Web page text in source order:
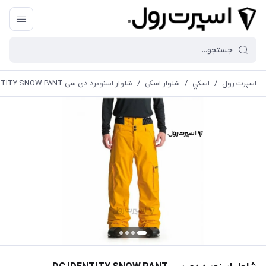
اسپرت رول / اسكي / شلوار اسکی / شلوار اسنوبرد دی سی DC IDENTITY SNOW PANT